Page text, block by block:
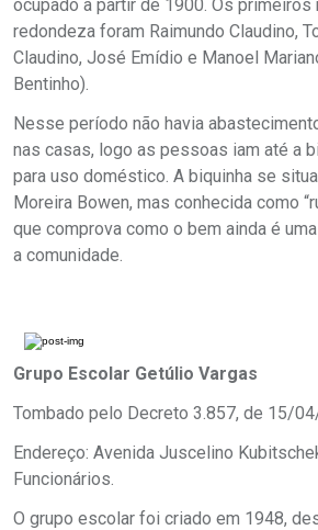
ocupado a partir de 1900. Os primeiros
redondeza foram Raimundo Claudino,
Claudino, José Emídio e Manoel
Bentinho).
Nesse período não havia
nas casas, logo as pessoas iam até a
para uso doméstico. A biquinha se
Moreira Bowen, mas conhecida como
que comprova como o bem ainda é
a comunidade.
Grupo Escolar Getúlio Vargas
Tombado pelo Decreto 3.857, de 15/
Endereço: Avenida Juscelino
Funcionários.
O grupo escolar foi criado em 1948,